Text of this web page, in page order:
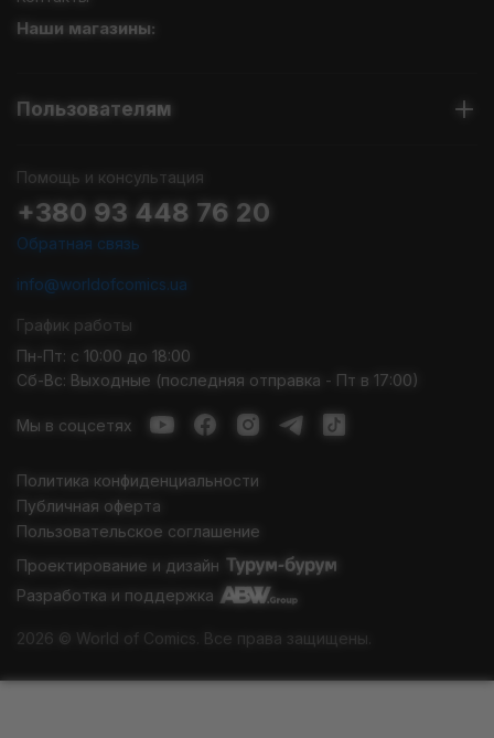
Наши магазины:
Пользователям
Помощь и консультация
+380 93 448 76 20
Обратная связь
info@worldofcomics.ua
График работы
Пн-Пт: с 10:00 до 18:00
Сб-Вс: Выходные (последняя отправка - Пт в 17:00)
Мы в соцсетях
Политика конфиденциальности
Публичная оферта
Пользовательское соглашение
Проектирование и дизайн
Разработка и поддержка
2026 © World of Comics. Все права защищены.